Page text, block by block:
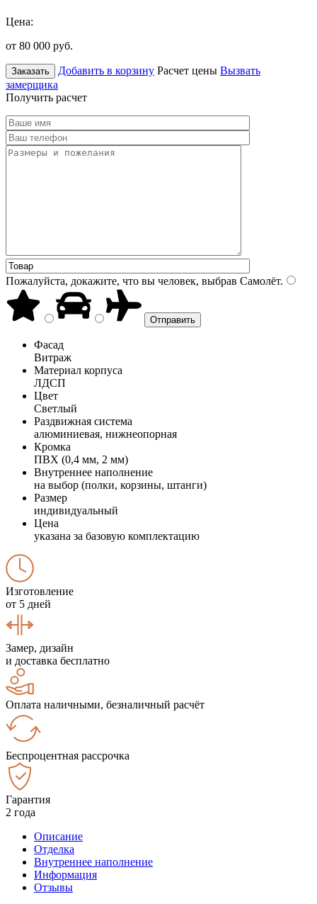
Цена:
от 80 000 руб.
Заказать Добавить в корзину Расчет цены Вызвать
замерщика
Получить расчет
Пожалуйста, докажите, что вы человек, выбрав Самолёт.
Фасад
Витраж
Материал корпуса
ЛДСП
Цвет
Светлый
Раздвижная система
алюминиевая, нижнеопорная
Кромка
ПВХ (0,4 мм, 2 мм)
Внутреннее наполнение
на выбор (полки, корзины, штанги)
Размер
индивидуальный
Цена
указана за базовую комплектацию
Изготовление
от 5 дней
Замер, дизайн
и доставка бесплатно
Оплата наличными, безналичный расчёт
Беспроцентная рассрочка
Гарантия
2 года
Описание
Отделка
Внутреннее наполнение
Информация
Отзывы